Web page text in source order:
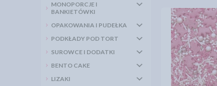
MONOPORCJE I
BANKIETÓWKI
OPAKOWANIA I PUDEŁKA
PODKŁADY POD TORT
SUROWCE I DODATKI
BENTO CAKE
LIZAKI